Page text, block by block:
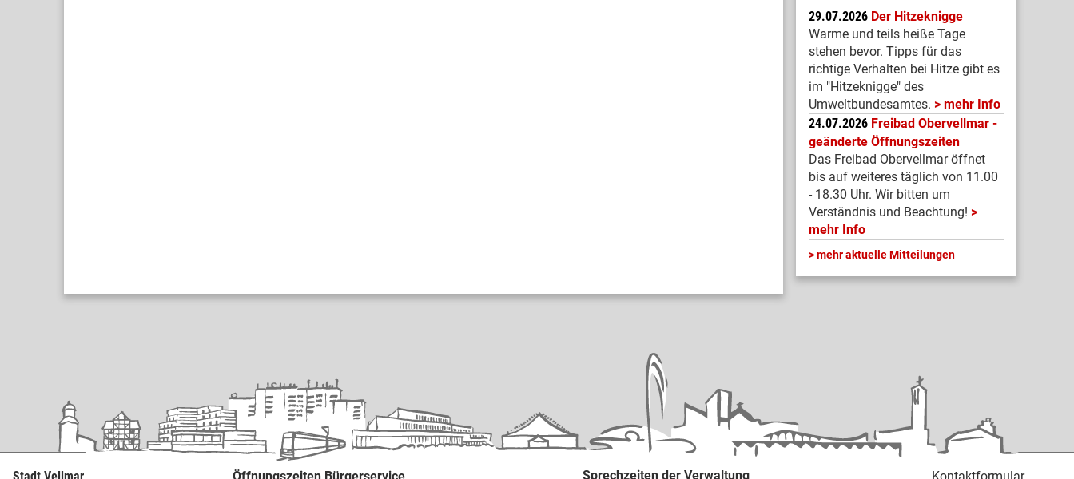
29.07.2026 Der Hitzeknigge
Warme und teils heiße Tage
stehen bevor. Tipps für das
richtige Verhalten bei Hitze gibt es
im "Hitzeknigge" des
Umweltbundesamtes.
mehr Info
24.07.2026 Freibad Obervellmar -
geänderte Öffnungszeiten
Das Freibad Obervellmar öffnet
bis auf weiteres täglich von 11.00
- 18.30 Uhr. Wir bitten um
Verständnis und Beachtung!
mehr Info
mehr aktuelle Mitteilungen
Sprechzeiten der Verwaltung